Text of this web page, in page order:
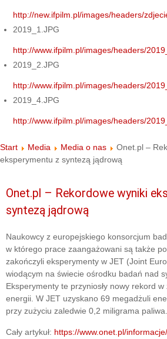
http://new.ifpilm.pl/images/headers/
2019_1.JPG
http://www.ifpilm.pl/images/headers/
2019_2.JPG
http://www.ifpilm.pl/images/headers/
2019_4.JPG
http://www.ifpilm.pl/images/headers/
Start Media Media o nas
Onet.pl –
eksperymentu z syntezą jądrową
Onet.pl – Rekordowe wyniki
syntezą jądrową
Naukowcy z europejskiego konsorcjum
w którego prace zaangażowani są także
zakończyli eksperymenty w JET (Joint
wiodącym na świecie ośrodku badań nad
Eksperymenty te przyniosły nowy rekord
energii. W JET uzyskano 69 megadżuli
przy zużyciu zaledwie 0,2 miligrama paliwa.
Cały artykuł: https://www.onet.pl/